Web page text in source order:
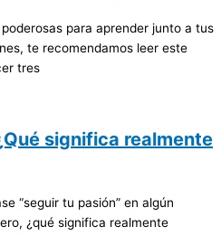
para aprender junto a tus
te recomendamos leer este
tres
significa realmente
“seguir tu pasión” en algún
¿qué significa realmente